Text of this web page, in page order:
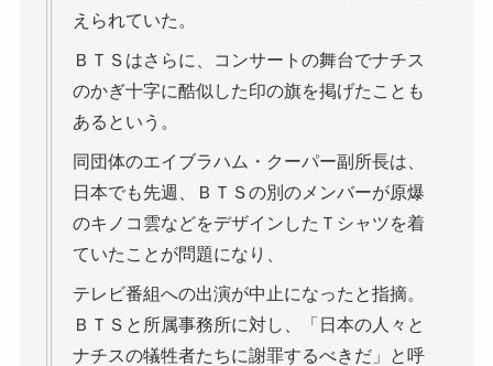
えられていた。
ＢＴＳはさらに、コンサートの舞台でナチス
のかぎ十字に酷似した印の旗を掲げたことも
あるという。
同団体のエイブラハム・クーパー副所長は、
日本でも先週、ＢＴＳの別のメンバーが原爆
のキノコ雲などをデザインしたＴシャツを着
ていたことが問題になり、
テレビ番組への出演が中止になったと指摘。
ＢＴＳと所属事務所に対し、「日本の人々と
ナチスの犠牲者たちに謝罪するべきだ」と呼